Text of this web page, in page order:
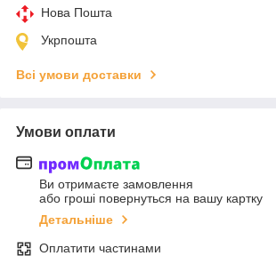
Нова Пошта
Укрпошта
Всі умови доставки
Умови оплати
Ви отримаєте замовлення
або гроші повернуться на вашу картку
Детальніше
Оплатити частинами